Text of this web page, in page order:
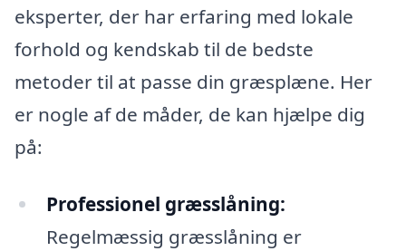
eksperter, der har erfaring med lokale
forhold og kendskab til de bedste
metoder til at passe din græsplæne. Her
er nogle af de måder, de kan hjælpe dig
på:
Professionel græsslåning:
Regelmæssig græsslåning er